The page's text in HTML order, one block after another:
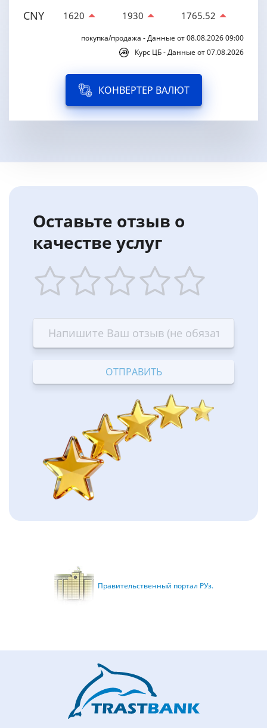
CNY
1620 1930 1765.52
покупка/продажа - Данные от 08.08.2026 09:00
Курс ЦБ - Данные от 07.08.2026
КОНВЕРТЕР ВАЛЮТ
Оставьте отзыв о
качестве услуг
star
Terrible
stars
—
Bad
stars
—
OK
stars
—
Good
stars
—
Excellent
Правительственный портал РУз.